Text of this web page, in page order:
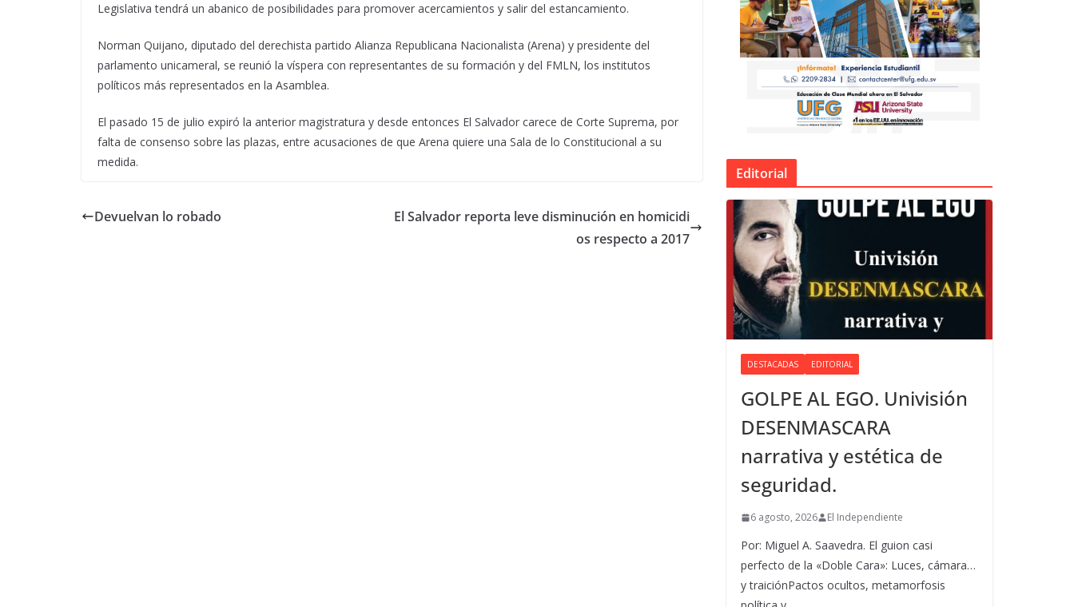
Legislativa tendrá un abanico de posibilidades para promover acercamientos y salir del estancamiento.
Norman Quijano, diputado del derechista partido Alianza Republicana Nacionalista (Arena) y presidente del
parlamento unicameral, se reunió la víspera con representantes de su formación y del FMLN, los institutos
políticos más representados en la Asamblea.
El pasado 15 de julio expiró la anterior magistratura y desde entonces El Salvador carece de Corte Suprema, por
falta de consenso sobre las plazas, entre acusaciones de que Arena quiere una Sala de lo Constitucional a su
medida.
Devuelvan lo robado
El Salvador reporta leve disminución en homicidi
os respecto a 2017
Editorial
DESTACADAS EDITORIAL
GOLPE AL EGO. Univisión
DESENMASCARA
narrativa y estética de
seguridad.
6 agosto, 2026 El Independiente
Por: Miguel A. Saavedra. El guion casi
perfecto de la «Doble Cara»: Luces, cámara…
y traiciónPactos ocultos, metamorfosis